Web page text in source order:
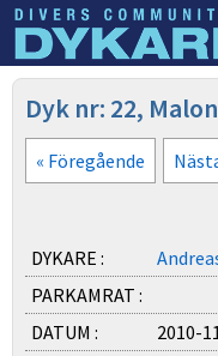
Dyknyheter
Dyk nr: 22,
« Föregående
DYKARE :
PARKAMRAT :
DATUM :
2010-